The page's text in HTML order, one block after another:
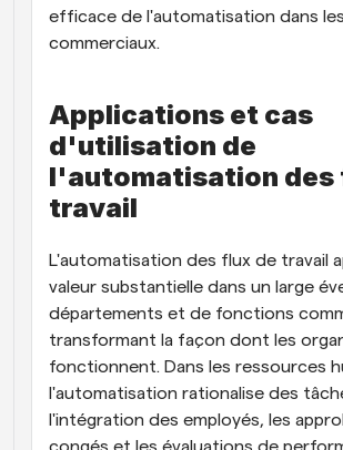
efficace de l'automatisation dans
commerciaux.
Applications et cas
d'utilisation de
l'automatisation des
travail
L'automatisation des flux de travail
valeur substantielle dans un large
départements et de fonctions
transformant la façon dont les
fonctionnent. Dans les ressources
l'automatisation rationalise des
l'intégration des employés, les